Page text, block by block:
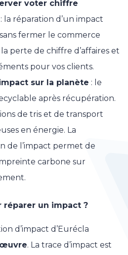
voter chiffre
: la réparation d’un impact
fermer le commerce
perte de chiffre d’affaires et
pour vos clients.
sur la planète : le
après récupération.
de tris et de transport
en énergie. La
de l’impact permet de
carbone sur
réparer un impact ?
d’impact d’Eurécla
. La trace d’impact est